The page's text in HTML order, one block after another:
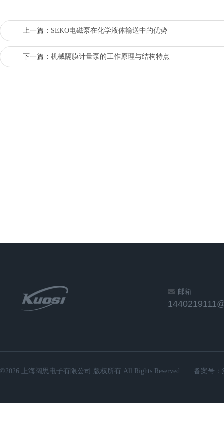
上一篇： SEKO电磁泵在化学液体输送中的优势
下一篇： 机械隔膜计量泵的工作原理与结构特点
邮箱
©2026 上海阔思电子有限公司 版权所有 All Rights Reserved. 备案号：